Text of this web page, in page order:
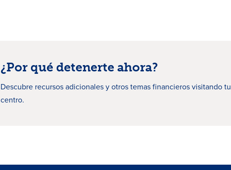
¿Por qué detenerte ahora?
Descubre recursos adicionalesy otros temas financieros visitando tu
centro.